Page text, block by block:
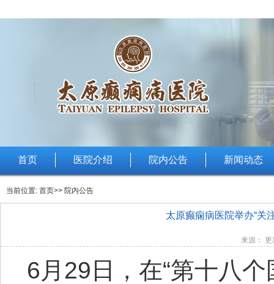
首页 医院介绍 院内公告 新闻动态
当前位置: 首页>> 院内公告
太原癫痫病医院举办“关
来源：
6月29日，在“第十八